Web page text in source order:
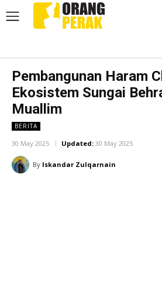
Pembangunan Haram
Ekosistem Sungai
Muallim
BERITA
30 May 2025 Updated: 30 May 2025
By Iskandar Zulqarnain